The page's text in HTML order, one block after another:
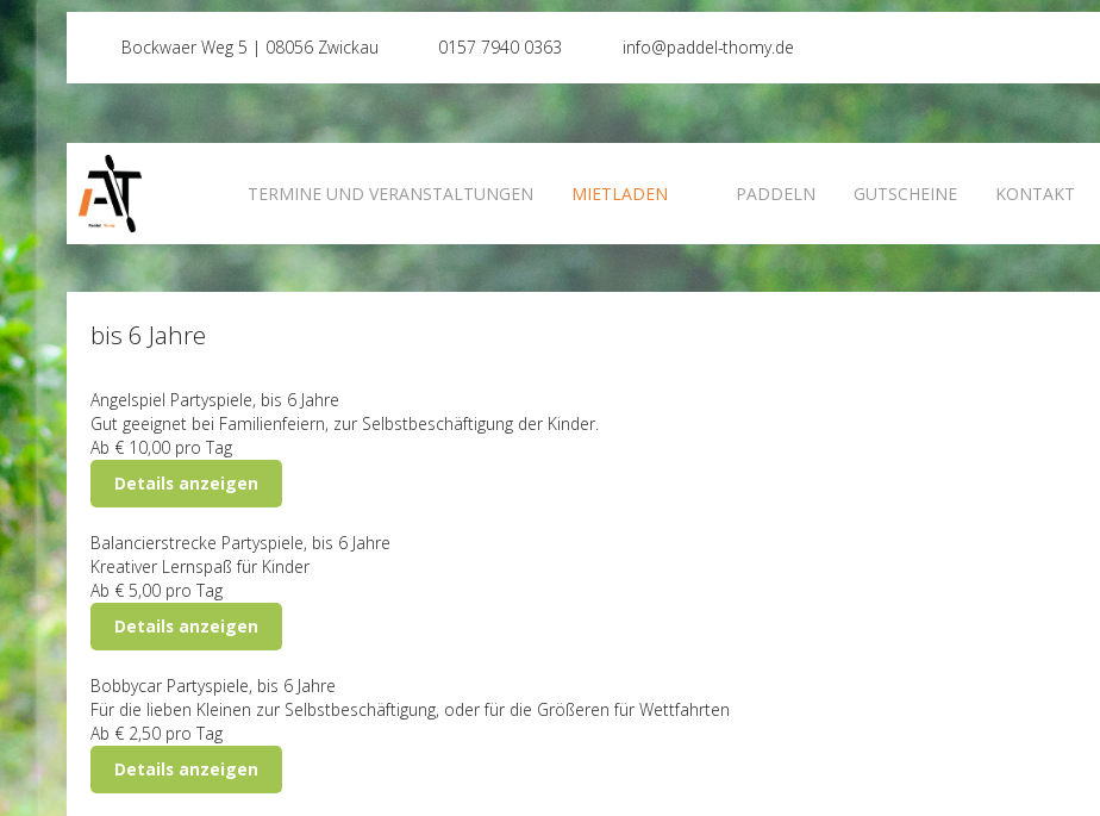
Bockwaer Weg 5 | 08056 Zwickau 0157 7940 0363 info@paddel-thomy.de
TERMINE UND VERANSTALTUNGEN MIETLADEN PADDELN GUTSCHEINE KONTAKT
bis 6 Jahre
Angelspiel Partyspiele, bis 6 Jahre
Gut geeignet bei Familienfeiern, zur Selbstbeschäftigung der Kinder.
Ab € 10,00 pro Tag
Details anzeigen
Balancierstrecke Partyspiele, bis 6 Jahre
Kreativer Lernspaß für Kinder
Ab € 5,00 pro Tag
Details anzeigen
Bobbycar Partyspiele, bis 6 Jahre
Für die lieben Kleinen zur Selbstbeschäftigung, oder für die Größeren für Wettfahrten
Ab € 2,50 pro Tag
Details anzeigen